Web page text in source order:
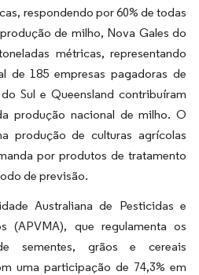
respondendo por 60% de todas
de milho, Nova Gales do
métricas, representando
de 185 empresas pagadoras de
Sul e Queensland contribuíram
produção nacional de milho. O
produção de culturas agrícolas
por produtos de tratamento
de previsão.
Australiana de Pesticidas e
(APVMA), que regulamenta os
sementes, grãos e cereais
uma participação de 74,3% em